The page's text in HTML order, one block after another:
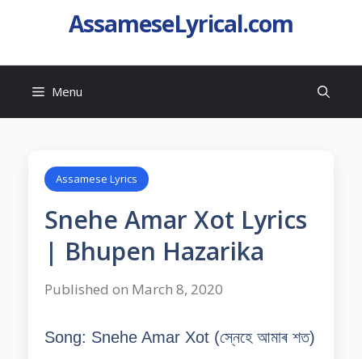
AssameseLyrical.com
Menu
Assamese Lyrics
Snehe Amar Xot Lyrics
| Bhupen Hazarika
Published on March 8, 2020
Song: Snehe Amar Xot (স্নেহে আমাৰ শত)